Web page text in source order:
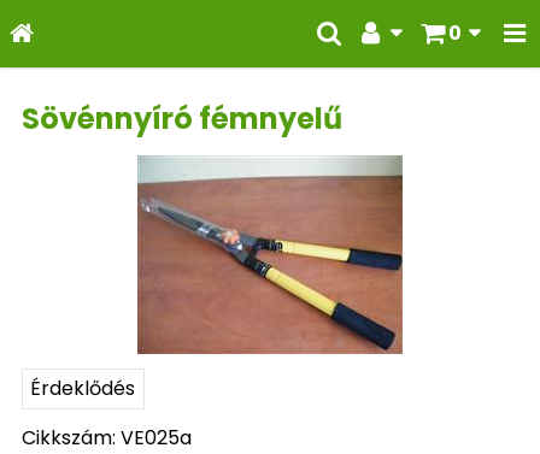
0
Sövénnyíró fémnyelű
Érdeklődés
Cikkszám: VE025a